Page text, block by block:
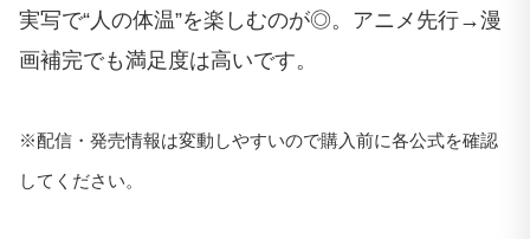
実写で“人の体温”を楽しむのが◎。アニメ先行→漫
画補完でも満足度は高いです。
※配信・発売情報は変動しやすいので購入前に各公式を確認
してください。